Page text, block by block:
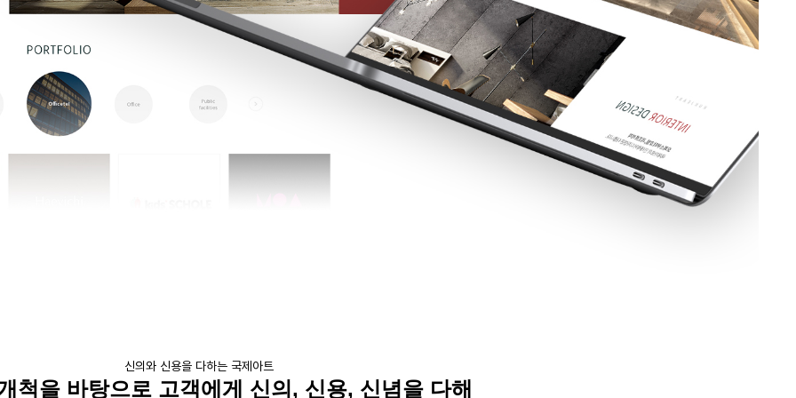
신의와 신용을 다하는 국제아트
척을 바탕으로 고객에게 신의, 신용, 신념을 다해